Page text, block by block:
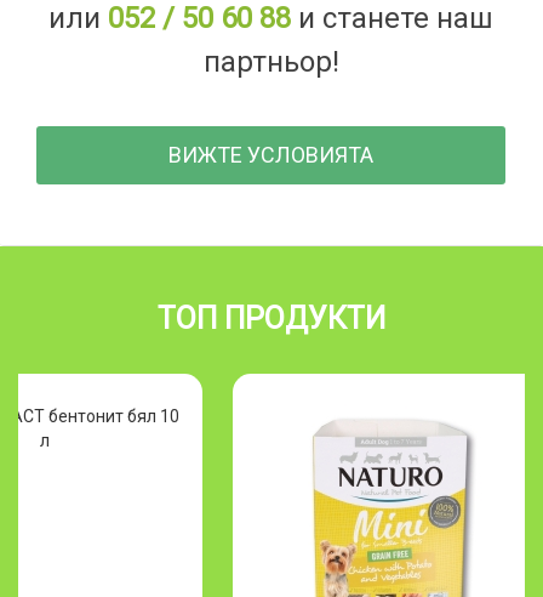
или 052 / 50 60 88 и станете наш
партньор!
ВИЖТЕ УСЛОВИЯТА
ТОП ПРОДУКТИ